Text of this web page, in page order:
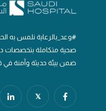
#وعد_بالرعاية نلمس به
صحية متكاملة بتخصصات
ضمن بيئة حديثة وآمنة في
𝕏